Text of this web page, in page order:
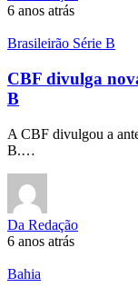
6 anos atrás
Brasileirão Série B
CBF divulga
B
A CBF divulgou a
B.…
Da Redação
6 anos atrás
Bahia